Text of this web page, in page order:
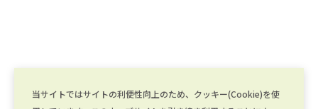
当サイトではサイトの利便性向上のため、クッキー(Cookie)を使